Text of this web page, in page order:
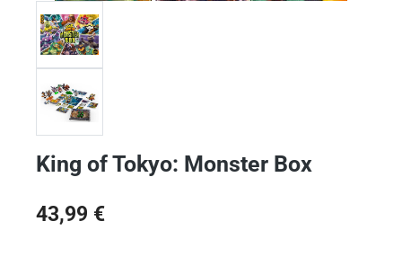
King of Tokyo: Monster Box
Regulärer Preis:
43,99 €